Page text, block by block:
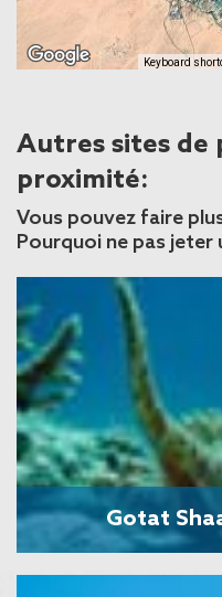
Keyboard
Autres sites de
proximité:
Vous pouvez faire
Pourquoi ne pas jeter
Gotat